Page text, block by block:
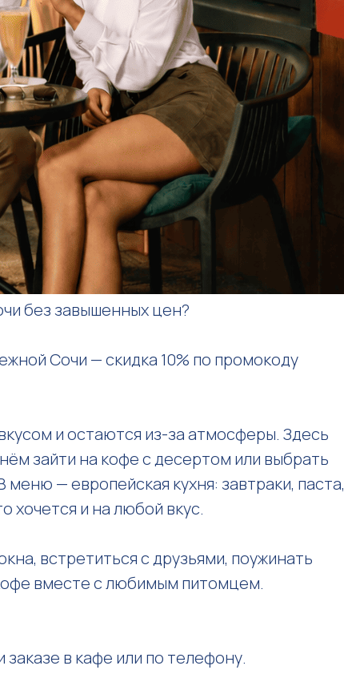
без завышенных цен?
Сочи — скидка 10% по промокоду
и остаются из-за атмосферы. Здесь
зайти на кофе с десертом или выбрать
— европейская кухня: завтраки, паста,
хочется и на любой вкус.
встретиться с друзьями, поужинать
вместе с любимым питомцем.
в кафе или по телефону.